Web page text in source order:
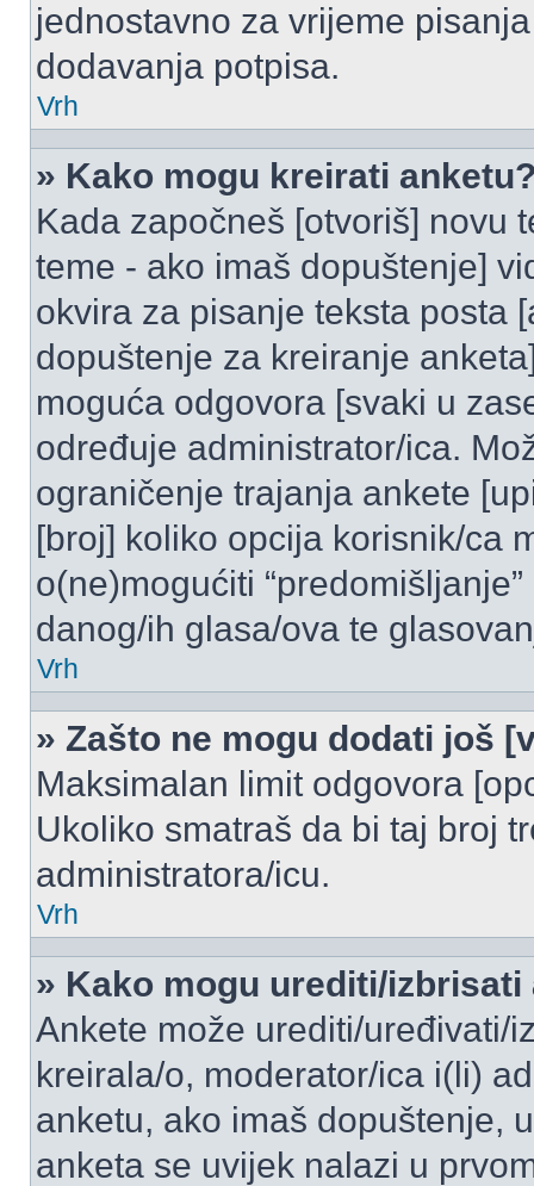
jednostavno za vrijeme
dodavanja potpisa.
Vrh
» Kako mogu kreirati
Kada započneš [otvoriš] novu
teme - ako imaš dopuštenje]
okvira za pisanje teksta posta
dopuštenje za kreiranje
moguća odgovora [svaki u
određuje administrator/ica.
ograničenje trajanja ankete
[broj] koliko opcija korisnik/ca
o(ne)mogućiti
danog/ih glasa/ova te
Vrh
» Zašto ne mogu dodati još
Maksimalan limit odgovora
Ukoliko smatraš da bi taj broj
administratora/icu.
Vrh
» Kako mogu urediti/izbrisati
Ankete može urediti/uređivati/
kreirala/o, moderator/ica i(li)
anketu, ako imaš dopuštenje,
anketa se uvijek nalazi u